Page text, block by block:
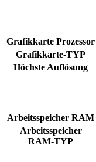
Grafikkarte Prozessor
Grafikkarte-TYP
Höchste Auflösung
Arbeitsspeicher RAM
Arbeitsspeicher
RAM-TYP